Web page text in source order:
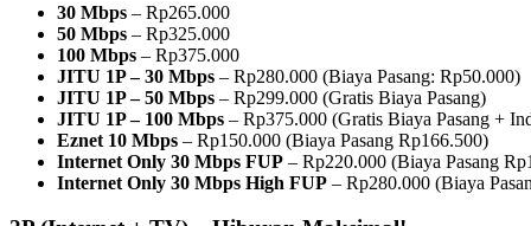
30 Mbps – Rp265.000
50 Mbps – Rp325.000
100 Mbps – Rp375.000
JITU 1P – 30 Mbps – Rp280.000 (Biaya Pasang: Rp50.000)
JITU 1P – 50 Mbps – Rp299.000 (Gratis Biaya Pasang)
JITU 1P – 100 Mbps – Rp375.000 (Gratis Biaya Pasang +
Eznet 10 Mbps – Rp150.000 (Biaya Pasang Rp166.500)
Internet Only 30 Mbps FUP – Rp220.000 (Biaya Pasang
Internet Only 30 Mbps High FUP – Rp280.000 (Biaya